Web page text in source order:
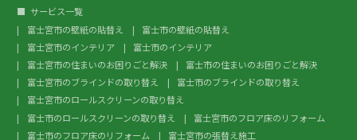
サービス一覧
富士宮市の壁紙の貼替え
富士市の壁紙の貼替え
富士宮市のインテリア
富士市のインテリア
富士宮市の住まいのお困りごと解決
富士市の住まいのお困りごと解決
富士宮市のブラインドの取り替え
富士市のブラインドの取り替え
富士宮市のロールスクリーンの取り替え
富士市のロールスクリーンの取り替え
富士宮市のフロア床のリフォーム
富士市のフロア床のリフォーム
富士宮市の張替え施工